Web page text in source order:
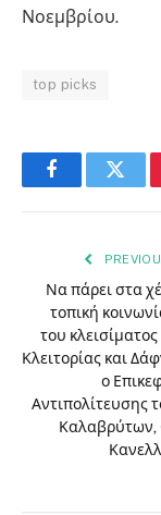
Νοεμβρίου.
top picks
Facebook
Να πάρει στα
τοπική
του
Κλειτορίας και
ο
Αντιπολίτευσης